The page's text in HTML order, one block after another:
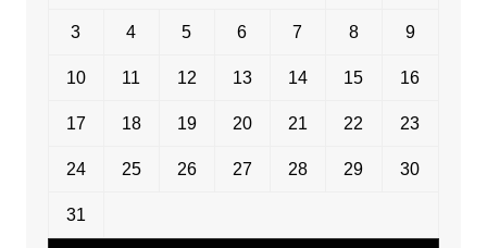
3 4 5 6 7 8 9
10 11 12 13 14 15 16
17 18 19 20 21 22 23
24 25 26 27 28 29 30
31